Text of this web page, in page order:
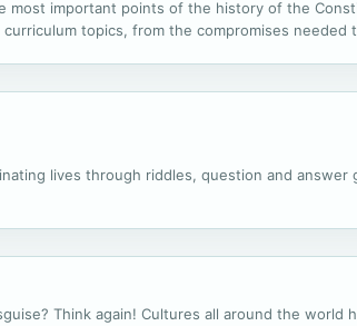
important points of the history of the
topics, from the compromises
lives through riddles, question and answer
Think again! Cultures all around the world